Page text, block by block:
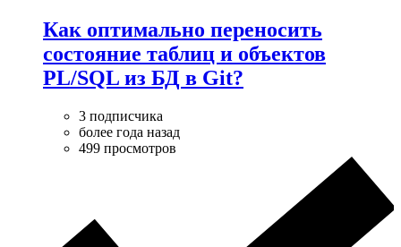
Как оптимально переносить
состояние таблиц и объектов
PL/SQL из БД в Git?
3 подписчика
более года назад
499 просмотров